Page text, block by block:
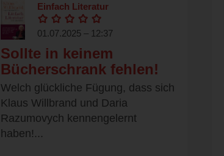
Einfach Literatur
01.07.2025 – 12:37
Sollte in keinem
Bücherschrank fehlen!
Welch glückliche Fügung, dass sich
Klaus Willbrand und Daria
Razumovych kennengelernt
haben!...